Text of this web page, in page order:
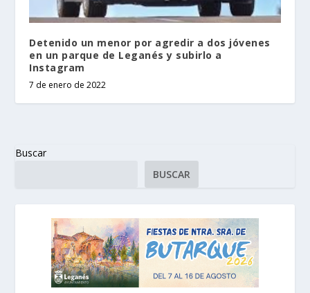
Detenido un menor por agredir a dos jóvenes
en un parque de Leganés y subirlo a
Instagram
7 de enero de 2022
Buscar
BUSCAR